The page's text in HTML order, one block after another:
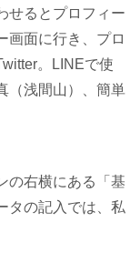
せるとプロフィー
画面に行き、プロ
。LINEで使
（浅間山）、簡単
の右横にある「基
タの記入では、私